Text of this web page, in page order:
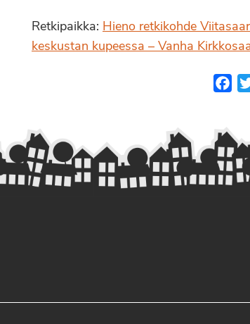
Retkipaikka: Hieno retkikohde
keskustan kupeessa – Vanha